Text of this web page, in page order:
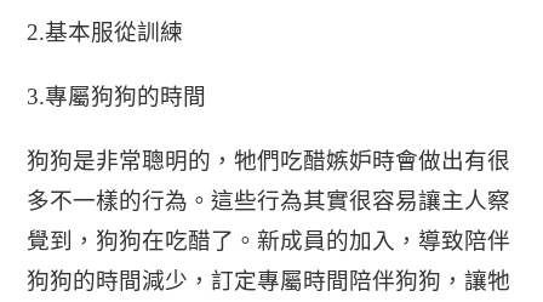
2.基本服從訓練
3.專屬狗狗的時間
狗狗是非常聰明的，牠們吃醋嫉妒時會做出有很
多不一樣的行為。這些行為其實很容易讓主人察
覺到，狗狗在吃醋了。新成員的加入，導致陪伴
狗狗的時間減少，訂定專屬時間陪伴狗狗，讓牠